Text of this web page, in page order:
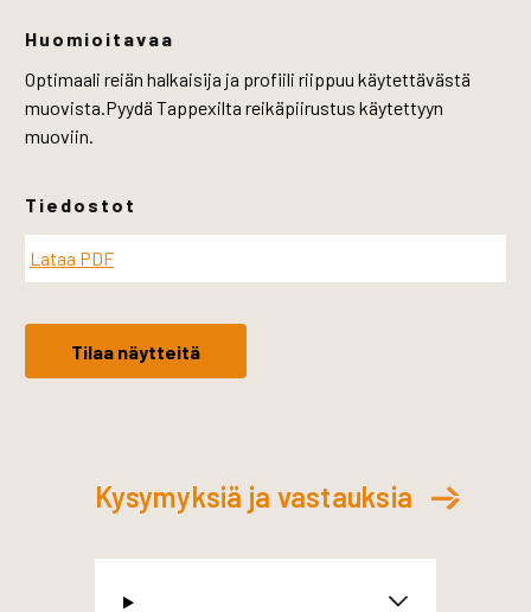
Huomioitavaa
Optimaali reiän halkaisija ja profiili riippuu käytettävästä
muovista.Pyydä Tappexilta reikäpiirustus käytettyyn
muoviin.
Tiedostot
Lataa PDF
Tilaa näytteitä
Kysymyksiä ja vastauksia